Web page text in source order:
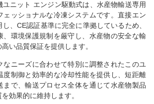
ニット エンジン駆動式は、水産物輸送専用
ェッショナルな冷凍システムです。直接エン
、CE認証基準に完全に準拠しているため、
、環境保護規制を厳守し、水産物の安全な輸
い品質保証を提供します。
なニーズに合わせて特別に調整されたこのユ
度制御と効率的な冷却性能を提供し、短距離
まで、輸送プロセス全体を通じて水産物製品
効果的に維持します。